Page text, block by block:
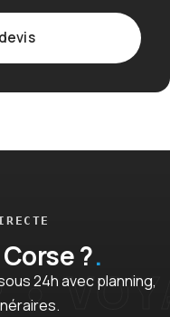
?
24h avec planning,